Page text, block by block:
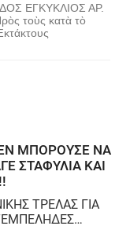
ΕΓΚΥΚΛΙΟΣ ΑΡ.
τοὺς κατὰ τὸ